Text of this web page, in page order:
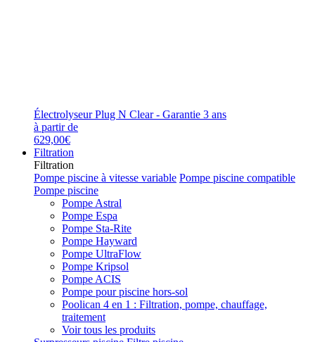
Électrolyseur Plug N Clear - Garantie 3 ans
à partir de
629,00€
Filtration
Filtration
Pompe piscine à vitesse variable Pompe piscine compatible
Pompe piscine
Pompe Astral
Pompe Espa
Pompe Sta-Rite
Pompe Hayward
Pompe UltraFlow
Pompe Kripsol
Pompe ACIS
Pompe pour piscine hors-sol
Poolican 4 en 1 : Filtration, pompe, chauffage,
traitement
Voir tous les produits